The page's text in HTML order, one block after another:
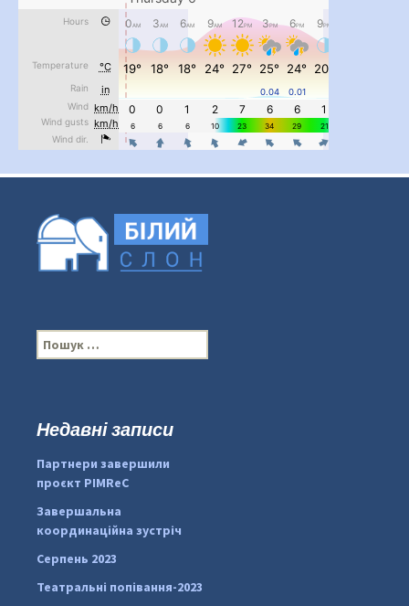
#PipIvanToday...
#PipIvanToday
pimrec_project
П
о
:Недавні записи
Партнери завершили
проєкт PIMReC
Завершальна
координаційна зустріч
Серпень 2023
Театральні попівання-2023